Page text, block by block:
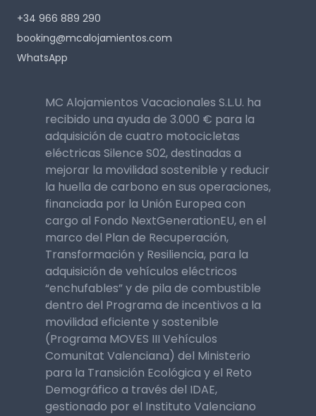
+34 966 889 290
booking@mcalojamientos.com
WhatsApp
MC Alojamientos Vacacionales S.L.U. ha
recibido una ayuda de 3.000 € para la
adquisición de cuatro motocicletas
eléctricas Silence S02, destinadas a
mejorar la movilidad sostenible y reducir
la huella de carbono en sus operaciones,
financiada por la Unión Europea con
cargo al Fondo NextGenerationEU, en el
marco del Plan de Recuperación,
Transformación y Resiliencia, para la
adquisición de vehículos eléctricos
“enchufables” y de pila de combustible
dentro del Programa de incentivos a la
movilidad eficiente y sostenible
(Programa MOVES III Vehículos
Comunitat Valenciana) del Ministerio
para la Transición Ecológica y el Reto
Demográfico a través del IDAE,
gestionado por el Instituto Valenciano